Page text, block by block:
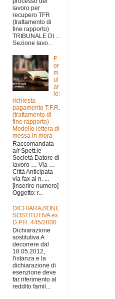
lavoro per
recupero TFR
(trattamento di
fine rapporto)
TRIBUNALE DI ...
Sezione lavo...
F
or
m
ul
ar
io:
richiesta
pagamento T.F.R.
(trattamento di
fine rapporto) -
Modello lettera di
messa in mora
Raccomandata
a/r Spett.le
Società Datore di
lavoro … Via …
Città Anticipata
via fax al n. ...
[inserire numero]
Oggetto: r...
DICHIARAZIONE
SOSTITUTIVA ex
D.P.R. 445/2000
Dichiarazione
sostitutiva A
decorrere dal
18.05.2012,
l'istanza e la
dichiarazione di
esenzione deve
far riferimento al
reddito famil...